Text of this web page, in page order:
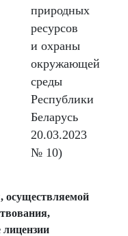
природных
ресурсов
и охраны
окружающей
среды
Республики
Беларусь
20.03.2023
№ 10)
осуществляемой
лицензии